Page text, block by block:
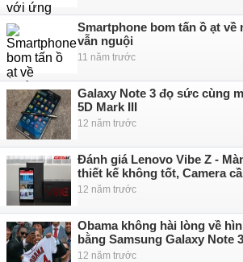
Smartphone bom tấn ồ ạt
vẫn nguội
11 năm trước
Galaxy Note 3 đọ sức cùng
5D Mark III
12 năm trước
Đánh giá Lenovo Vibe Z -
thiết kế không tốt, Camera
12 năm trước
Obama không hài lòng về
bằng Samsung Galaxy Note 3
12 năm trước